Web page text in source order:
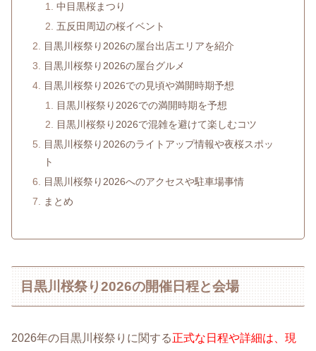
中目黒桜まつり
五反田周辺の桜イベント
目黒川桜祭り2026の屋台出店エリアを紹介
目黒川桜祭り2026の屋台グルメ
目黒川桜祭り2026での見頃や満開時期予想
目黒川桜祭り2026での満開時期を予想
目黒川桜祭り2026で混雑を避けて楽しむコツ
目黒川桜祭り2026のライトアップ情報や夜桜スポッ
ト
目黒川桜祭り2026へのアクセスや駐車場事情
まとめ
目黒川桜祭り2026の開催日程と会場
2026年の目黒川桜祭りに関する正式な日程や詳細は、現